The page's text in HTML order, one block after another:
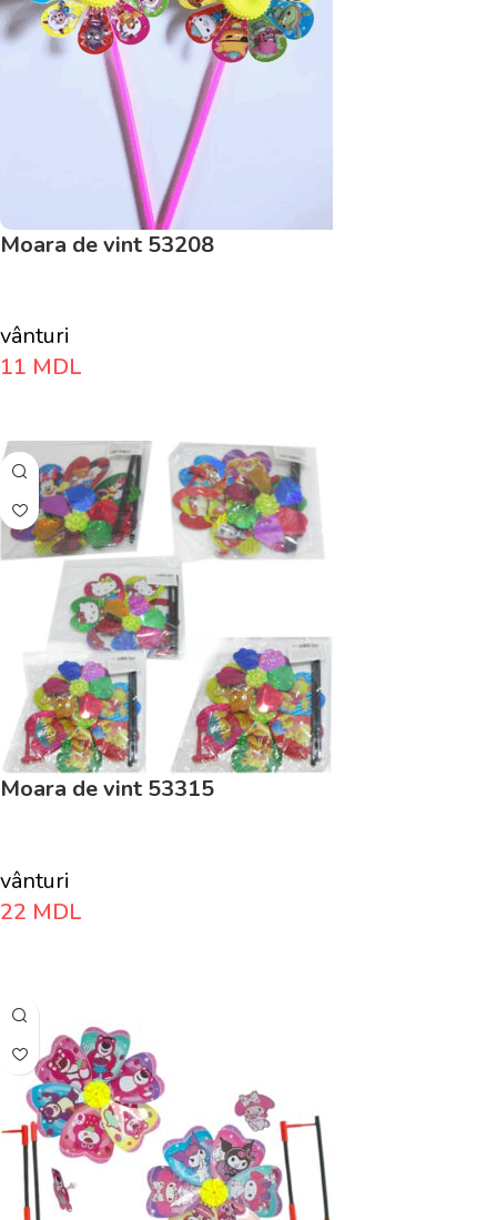
Moara de vint 53208
vânturi
11 MDL
Moara de vint 53315
vânturi
22 MDL